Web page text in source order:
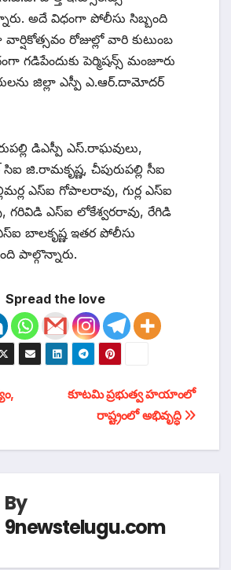
అదే విధంగా పోలీసు సిబ్బంది
రోజుల్లో వారి కుటుంబ
గడిపేందుకు పెర్మిషన్స్ మంజూరు
జిల్లా ఎస్పీ ఎ.ఆర్.దామోదర్
డిఎస్పీ ఎస్.రాఘవులు,
జి.రామకృష్ణ, చీపురుపల్లి సీఐ
ఎస్ఐ గోపాలరావు, గుర్ల ఎస్ఐ
ఎస్ఐ లోకేశ్వరరావు, రేగిడి
బాలకృష్ణ ఇతర పోలీసు
పాల్గొన్నారు.
Spread the love
కూటమి ప్రభుత్వ హయాంలో
రాష్ట్రంలో అభివృద్ధి
By
9newstelugu.com